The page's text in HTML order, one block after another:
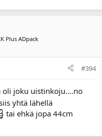
Plus ADpack
#394
joku uistinkoju....no
yhtä lähellä
tai ehkä jopa 44cm